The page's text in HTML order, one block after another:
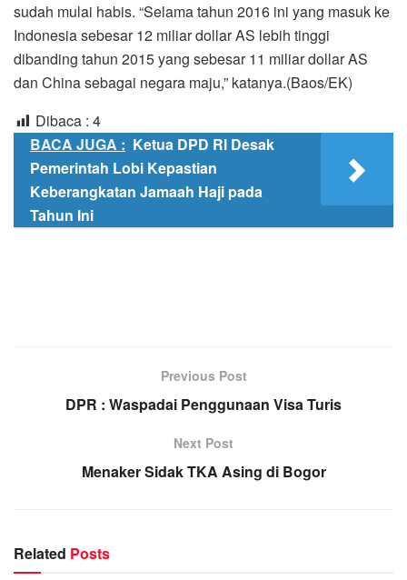
sudah mulai habis. “Selama tahun 2016 ini yang masuk ke
Indonesia sebesar 12 miliar dollar AS lebih tinggi
dibanding tahun 2015 yang sebesar 11 miliar dollar AS
dan China sebagai negara maju,” katanya.(Baos/EK)
Dibaca : 4
BACA JUGA : Ketua DPD RI Desak
Pemerintah Lobi Kepastian
Keberangkatan Jamaah Haji pada
Tahun Ini
Previous Post
DPR : Waspadai Penggunaan Visa Turis
Next Post
Menaker Sidak TKA Asing di Bogor
Related Posts